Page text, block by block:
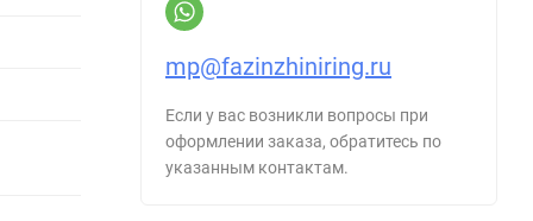
mp@fazinzhiniring.ru
Если у вас возникли вопросы при
оформлении заказа, обратитесь по
указанным контактам.